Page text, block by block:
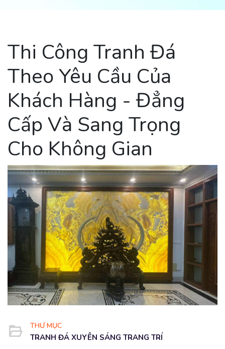
Thi Công Tranh Đá
Theo Yêu Cầu Của
Khách Hàng - Đẳng
Cấp Và Sang Trọng
Cho Không Gian
THƯ MỤC
TRANH ĐÁ XUYÊN SÁNG TRANG TRÍ